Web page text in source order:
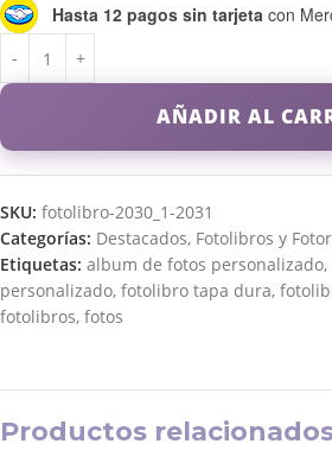
Hasta 12 pagos sin tarjeta con
AÑADIR AL
SKU: fotolibro-2030_1-2031
Categorías: Destacados, Fotolibros y
Etiquetas: album de fotos personalizado,
personalizado, fotolibro tapa dura,
fotolibros, fotos
Productos